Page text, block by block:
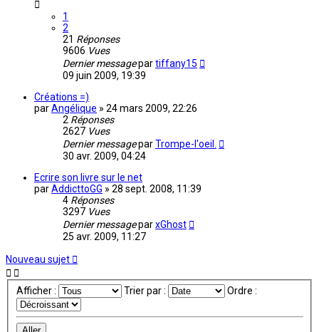
1
2
21 Réponses
9606 Vues
Dernier messagepartiffany15
09 juin 2009, 19:39
Créations =)
parAngélique » 24 mars 2009, 22:26
2 Réponses
2627 Vues
Dernier messageparTrompe-l'oeil.
30 avr. 2009, 04:24
Ecrire son livre sur le net
parAddicttoGG » 28 sept. 2008, 11:39
4 Réponses
3297 Vues
Dernier messageparxGhost
25 avr. 2009, 11:27
Nouveau sujet
Afficher : Trier par : Ordre :